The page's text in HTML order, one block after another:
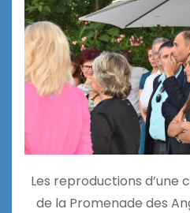
Les reproductions d’une
de la Promenade des